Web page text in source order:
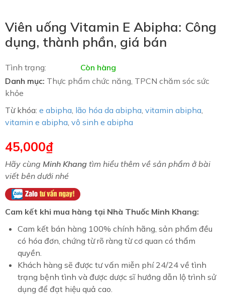
Viên uống Vitamin E Abipha: Công
dụng, thành phần, giá bán
Tình trạng:
Còn hàng
Danh mục: Thực phẩm chức năng, TPCN chăm sóc sức
khỏe
Từ khóa: e abipha, lão hóa da abipha, vitamin abipha,
vitamin e abipha, vô sinh e abipha
45,000₫
Hãy cùng Minh Khang tìm hiểu thêm về sản phẩm ở bài
viết bên dưới nhé
Cam kết khi mua hàng tại Nhà Thuốc Minh Khang:
Cam kết bán hàng 100% chính hãng, sản phẩm đều
có hóa đơn, chứng từ rõ ràng từ cơ quan có thẩm
quyền.
Khách hàng sẽ được tư vấn miễn phí 24/24 về tình
trạng bệnh tình và được dược sĩ hướng dẫn lộ trình sử
dụng để đạt hiệu quả cao.